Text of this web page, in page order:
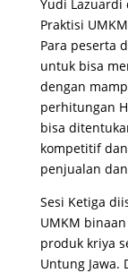
Yudi Lazuardi
Praktisi
Para peserta
untuk bisa
dengan
perhitungan
bisa
kompetitif
penjualan
Sesi Ketiga
UMKM
produk kriya
Untung